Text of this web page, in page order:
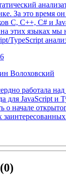
За это время он
C, C++, C# и
на этих языках
TypeScript
Волоховский
работала
для JavaScript и
о начале
0)